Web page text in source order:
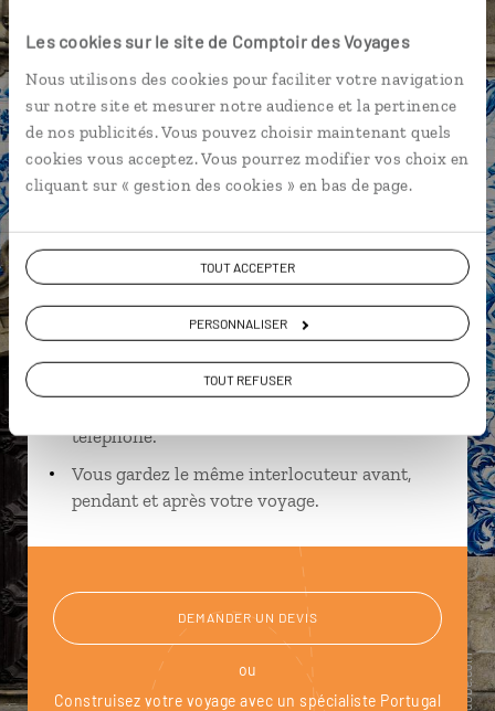
Les cookies sur le site de Comptoir des Voyages
Nous utilisons des cookies pour faciliter votre navigation
sur notre site et mesurer notre audience et la pertinence
de nos publicités. Vous pouvez choisir maintenant quels
cookies vous acceptez. Vous pourrez modifier vos choix en
cliquant sur « gestion des cookies » en bas de page.
TOUT ACCEPTER
PERSONNALISER
TOUT REFUSER
Île de Faial Île de Sao Jorge
Ambre,
spécialiste Portugal
Suivez vos envies et demandez conseils à nos
Ils sauront organiser votre itinéraire au plus
près de vos envies et de la réalité du pays.
Échangez en face à face ou depuis nos studios
téléphone.
Vous gardez le même interlocuteur avant,
pendant et après votre voyage.
DEMANDER UN DEVIS
ou
Construisez votre voyage avec un spécialiste Portugal